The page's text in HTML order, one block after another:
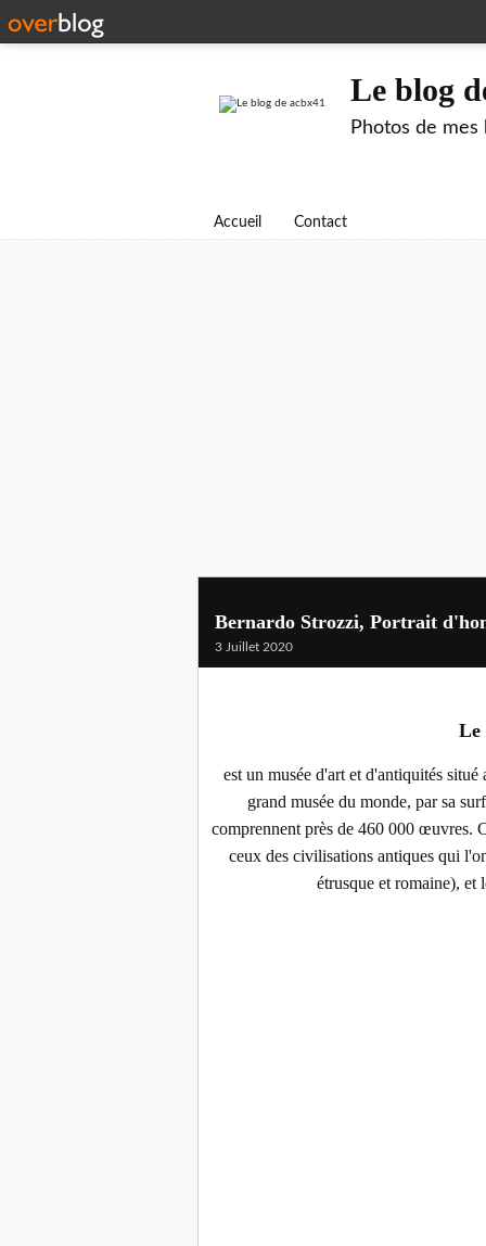
Le blog
Photos de
Accueil Contact
Bernardo Strozzi, Portrait
3 Juillet 2020
Le
est un musée d'art et d'antiquités
grand musée du monde, par sa
comprennent près de 460 000 œuvres.
ceux des civilisations antiques qui
étrusque et romaine), et